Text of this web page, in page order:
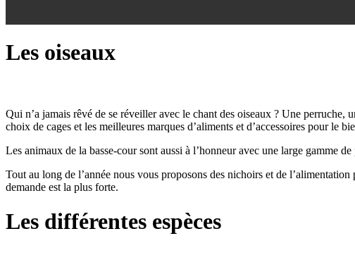
Les oiseaux
Qui n’a jamais rêvé de se réveiller avec le chant des oiseaux ? Une
choix de cages et les meilleures marques d’aliments et d’accessoires pour le
Les animaux de la basse-cour sont aussi à l’honneur avec une large gamme
Tout au long de l’année nous vous proposons des nichoirs et de
demande est la plus forte.
Les différentes espèces